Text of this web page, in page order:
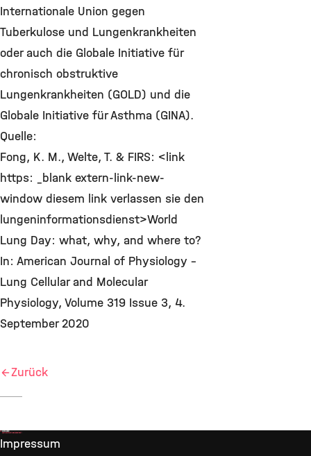
Internationale Union gegen
Tuberkulose und Lungenkrankheiten
oder auch die Globale Initiative für
chronisch obstruktive
Lungenkrankheiten (GOLD) und die
Globale Initiative für Asthma (GINA).
Quelle:
Fong, K. M., Welte, T. & FIRS: <link
https: _blank extern-link-new-
window diesem link verlassen sie den
lungeninformationsdienst>World
Lung Day: what, why, and where to?
In: American Journal of Physiology –
Lung Cellular and Molecular
Physiology, Volume 319 Issue 3, 4.
September 2020
Zurück
Impressum